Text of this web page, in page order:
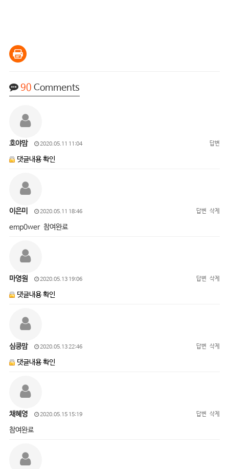
90 Comments
호야맘 2020.05.11 11:04 답변
댓글내용 확인
이은미 2020.05.11 18:46 답변 삭제
emp0wer 참여완료
마영원 2020.05.13 19:06 답변 삭제
댓글내용 확인
심쿵맘 2020.05.13 22:46 답변 삭제
댓글내용 확인
채혜영 2020.05.15 15:19 답변 삭제
참여완료